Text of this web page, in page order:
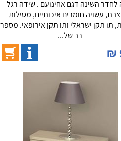
לחדר השינה דגם אחינועם . שידה רגל
עשויה חומרים איכותיים, מסילות
תו תקן ישראלי ותו תקן אירופאי. מספר
רב של...
₪